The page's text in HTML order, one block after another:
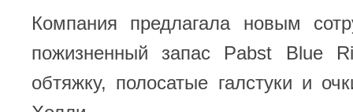
Компания предлагала новым
пожизненный запас Pabst Blue
обтяжку, полосатые галстуки и